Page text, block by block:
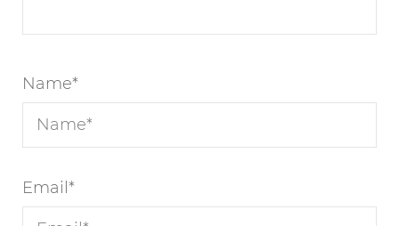
Name*
Email *